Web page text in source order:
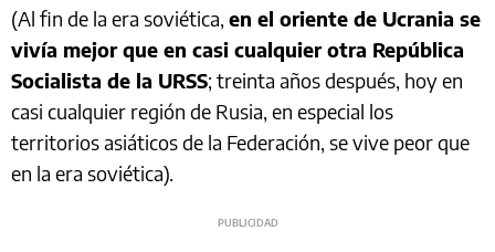
(Al fin de la era soviética, en el oriente de Ucrania se
vivía mejor que en casi cualquier otra República
Socialista de la URSS; treinta años después, hoy en
casi cualquier región de Rusia, en especial los
territorios asiáticos de la Federación, se vive peor que
en la era soviética).